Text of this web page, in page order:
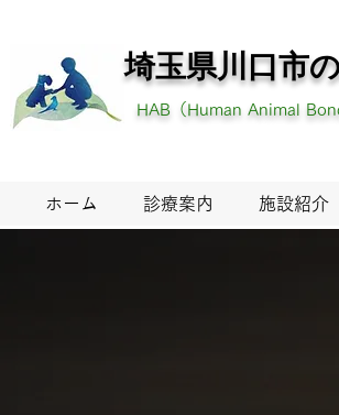
埼玉県川口市
HAB（Human Animal
ホーム 診療案内 施設紹介